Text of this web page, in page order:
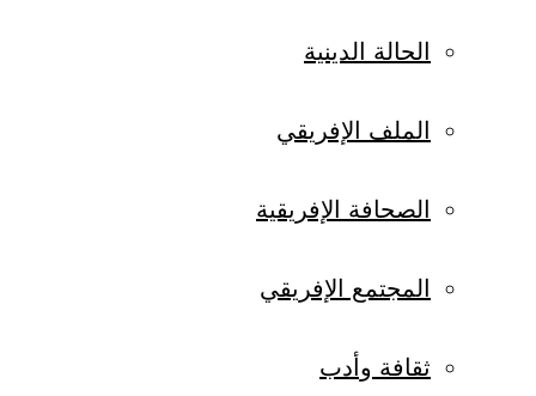
الحالة الدينية
الملف الإفريقي
الصحافة الإفريقية
المجتمع الإفريقي
ثقافة وأدب